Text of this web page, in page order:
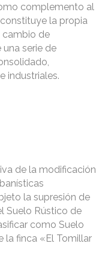
complemento al
la propia
cambio de
una serie de
industriales.
de la modificación
la supresión de
Suelo Rústico de
como Suelo
la finca «El Tomillar